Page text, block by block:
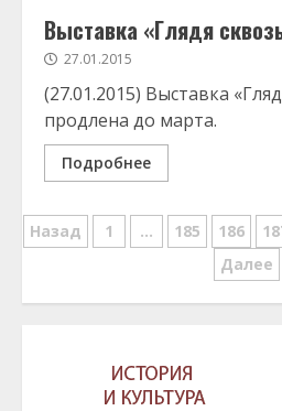
Выставка «Глядя
27.01.2015
(27.01.2015) Выставка
продлена до марта.
Подробнее
Навигация
записям
Назад 1 … 185 186
Далее